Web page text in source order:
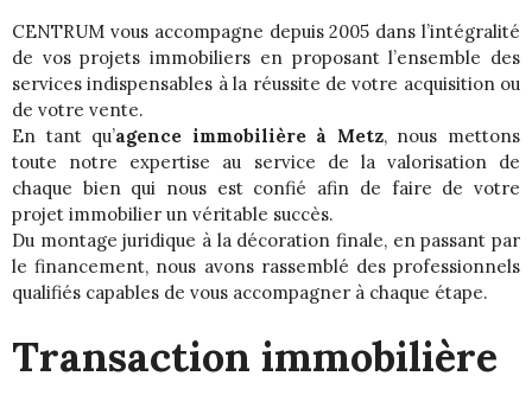
CENTRUM vous accompagne depuis 2005 dans l’intégralité
de vos projets immobiliers en proposant l’ensemble des
services indispensables à la réussite de votre acquisition ou
de votre vente.
En tant qu’agence immobilière à Metz, nous mettons
toute notre expertise au service de la valorisation de
chaque bien qui nous est confié afin de faire de votre
projet immobilier un véritable succès.
Du montage juridique à la décoration finale, en passant par
le financement, nous avons rassemblé des professionnels
qualifiés capables de vous accompagner à chaque étape.
Transaction immobilière